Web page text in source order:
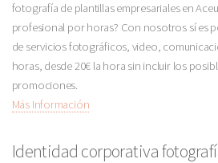
fotografía de plantillas empresariales en
profesional por horas? Con nosotros sí es
de servicios fotográficos, video,
horas, desde 20€ la hora sin incluir los
promociones.
Más Información
Identidad corporativa